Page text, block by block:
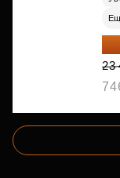
23